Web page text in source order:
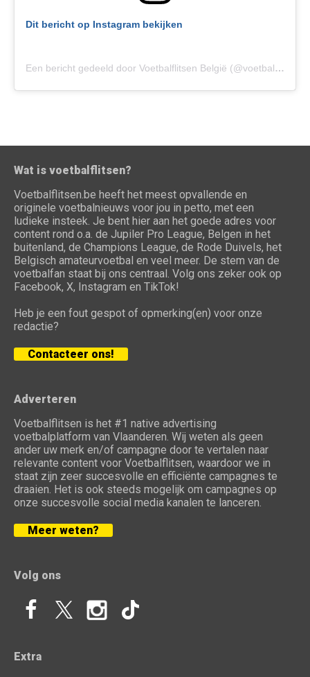
Dit bericht op Instagram bekijken
Een bericht gedeeld door Voetbalflitsen België (@voetbalflitsenbe)
Wat is voetbalflitsen?
Voetbalflitsen.be heeft het meest opvallende en
originele voetbalnieuws voor jou in petto, met een
ludieke insteek. Je bent hier aan het goede adres voor
content rond o.a. de Jupiler Pro League, Belgen in het
buitenland, de Champions League, de Rode Duivels, het
Belgisch amateurvoetbal en veel meer. De stem van de
voetbalfan staat bij ons centraal. Volg ons zeker ook op
Facebook, X, Instagram en TikTok!
Heb je een fout gespot of opmerking(en) voor onze
redactie?
Contacteer ons!
Adverteren
Voetbalflitsen is het #1 native advertising
voetbalplatform van Vlaanderen. Wij weten als geen
ander uw merk en/of campagne door te vertalen naar
relevante content voor Voetbalflitsen, waardoor we in
staat zijn zeer succesvolle en efficiënte campagnes te
draaien. Het is ook steeds mogelijk om campagnes op
onze succesvolle social media kanalen te lanceren.
Meer weten?
Volg ons
Extra